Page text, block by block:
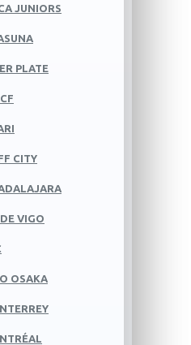
JUNIORS
PLATE
CITY
VIGO
OSAKA